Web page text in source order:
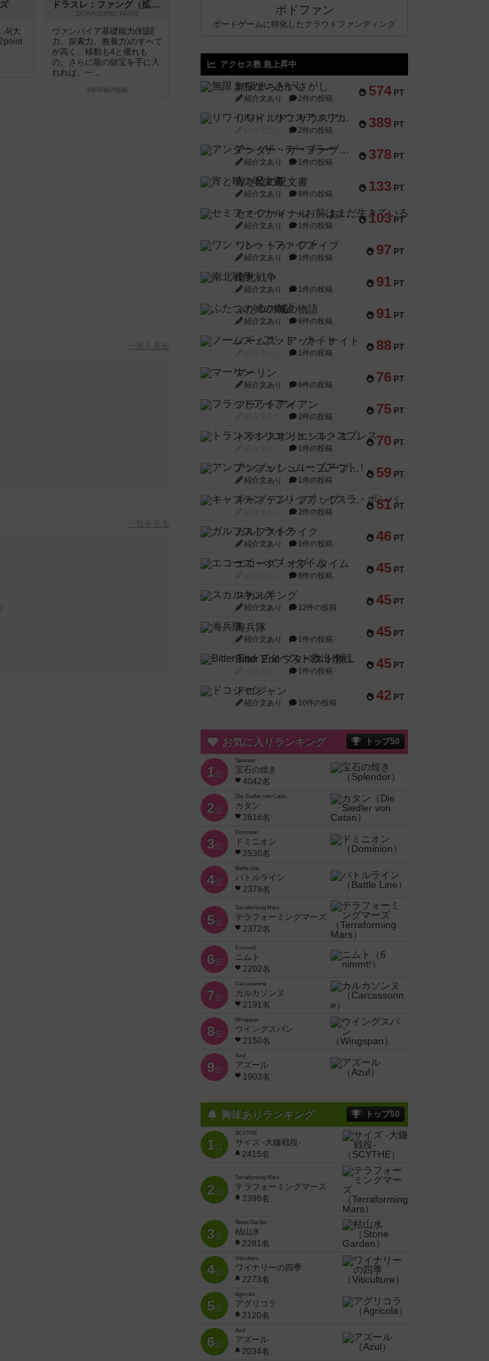
大
ドラスレ：ファング（拡張）
DORASURE: FANG
ヴァンパイア基礎能力(戦闘
力、探索力、教養力)のすべて
が高く、移動も4と優れも
の。さらに龍の財宝を手に入
れれば、一...
6年弱前 の投稿
一覧を見る
一覧を見る
ボドファン
ボードゲームに特化したクラウドファンディング
アクセス数 急上昇中
574 PT
無限まちがいさがし
紹介文あり 2件の投稿
389 PT
リワイルド：サウスアメリカ
2件の投稿
378 PT
アンダー・ザ・テーブラー
紹介文あり 1件の投稿
133 PT
宵と暁の呪文書
紹介文あり 8件の投稿
103 PT
セミファイナル ～お前はまだ生きている～
紹介文あり 1件の投稿
97 PT
ワン・トゥ・ファイブ
紹介文あり 1件の投稿
91 PT
南北戦争
紹介文あり 1件の投稿
91 PT
ふたつの城の物語
紹介文あり 6件の投稿
88 PT
ノームズ・アット・ナイト
1件の投稿
76 PT
マーリン
紹介文あり 6件の投稿
75 PT
フラットアイアン
2件の投稿
70 PT
トランスオリエント・エクスプレス
1件の投稿
59 PT
アンブッシュ！：ムーブアウト！
紹介文あり 1件の投稿
51 PT
キャプテン・フリップ：イスラ・ボンバ
2件の投稿
46 PT
ガルフストライク
紹介文あり 1件の投稿
45 PT
エコーズ・オブ・タイム
8件の投稿
45 PT
スカルキング
紹介文あり 12件の投稿
45 PT
海兵隊
紹介文あり 1件の投稿
45 PT
Bitter End ブタペスト救出作戦
1件の投稿
42 PT
ドコジャン
紹介文あり 10件の投稿
お気に入りランキング トップ50
1位
Splendor
宝石の煌き
4042名
2位
Die Siedler von Catan
カタン
3616名
3位
Dominion
ドミニオン
2530名
4位
Battle Line
バトルライン
2379名
5位
Terraforming Mars
テラフォーミングマーズ
2372名
6位
6 nimmt!
ニムト
2202名
7位
Carcassonne
カルカソンヌ
2191名
8位
Wingspan
ウイングスパン
2150名
9位
Azul
アズール
1903名
興味ありランキング トップ50
1位
SCYTHE
サイズ -大鎌戦役-
2415名
2位
Terraforming Mars
テラフォーミングマーズ
2396名
3位
Stone Garden
枯山水
2281名
4位
Viticulture
ワイナリーの四季
2273名
5位
Agricola
アグリコラ
2120名
6位
Azul
アズール
2034名